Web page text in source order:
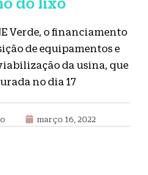
do lixo
Verde, o financiamento
de equipamentos e
da usina, que
no dia 17
março 16, 2022